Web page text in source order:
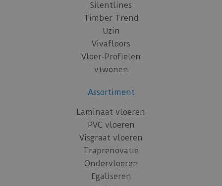
Silentlines
Timber Trend
Uzin
Vivafloors
Vloer-Profielen
vtwonen
Assortiment
Laminaat vloeren
PVC vloeren
Visgraat vloeren
Traprenovatie
Ondervloeren
Egaliseren